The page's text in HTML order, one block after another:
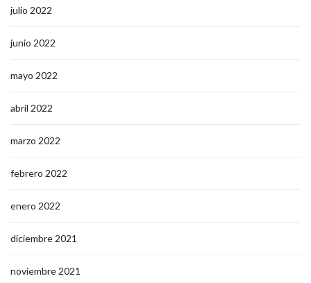
julio 2022
junio 2022
mayo 2022
abril 2022
marzo 2022
febrero 2022
enero 2022
diciembre 2021
noviembre 2021